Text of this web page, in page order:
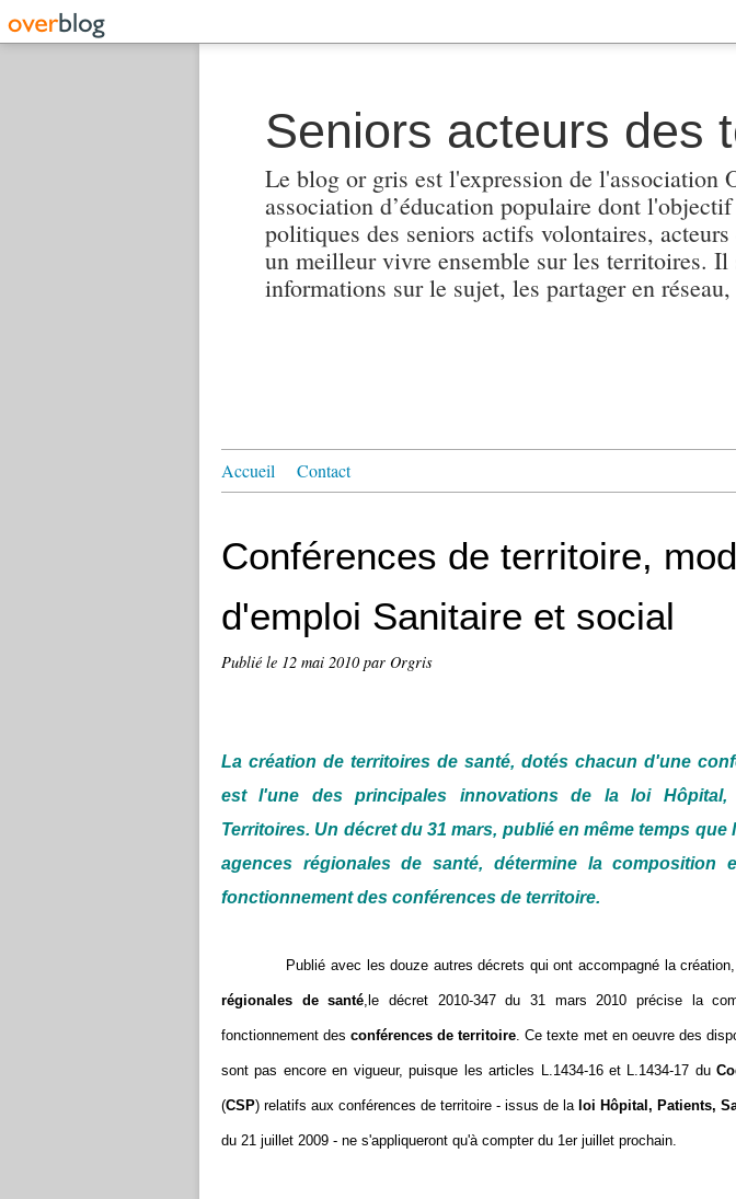
Seniors acteurs des
Le blog or gris est l'expression de l'association
association d’éducation populaire dont
politiques des seniors actifs volontaires,
un meilleur vivre ensemble sur les territoires.
informations sur le sujet, les partager en
Accueil Contact
Conférences de territoire,
d'emploi Sanitaire et social
Publié le 12 mai 2010par Orgris
La création de territoires de santé, dotés chacun d'une
est l'une des principales innovations de la loi Hôpital,
Territoires. Un décret du 31 mars, publié en même temps que
agences régionales de santé, détermine la composition
fonctionnement des conférences de territoire.
Publié avec les douze autres décrets qui ont accompagné la création,
régionales de santé,le décret 2010-347 du 31 mars 2010 précise la
fonctionnement desconférences de territoire. Ce texte met en oeuvre des
sont pas encore en vigueur, puisque les articles L.1434-16 et L.1434-17 du
(CSP) relatifs aux conférences de territoire - issus de la loi Hôpital, Patients,
du 21 juillet 2009 - ne s'appliqueront qu'à compter du 1er juillet prochain.